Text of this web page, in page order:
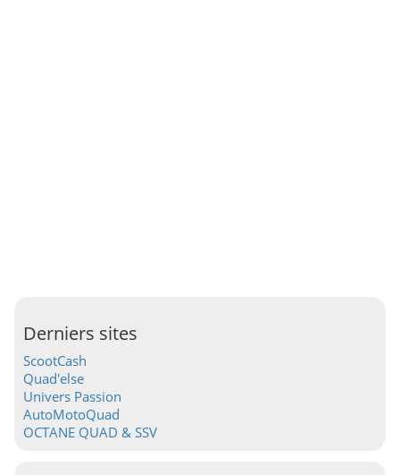
Derniers sites
ScootCash
Quad'else
Univers Passion
AutoMotoQuad
OCTANE QUAD & SSV